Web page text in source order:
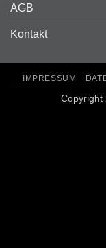
AGB
Kontakt
IMPRESSUM
Copyright